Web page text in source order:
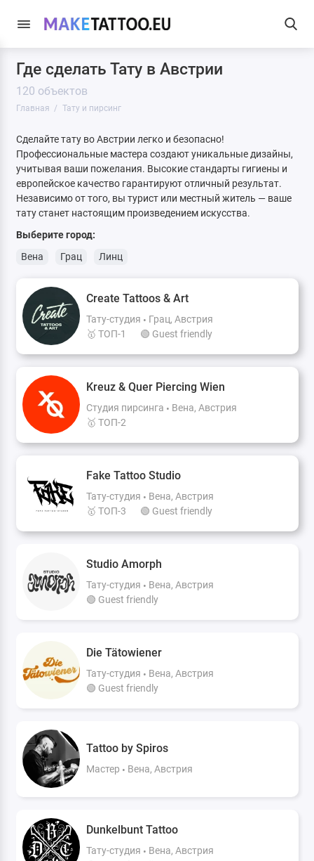
Где сделать Тату в Австрии
120 объектов
Главная Тату и пирсинг
Сделайте тату во Австрии легко и безопасно!
Профессиональные мастера создают уникальные дизайны,
учитывая ваши пожелания. Высокие стандарты гигиены и
европейское качество гарантируют отличный результат.
Независимо от того, вы турист или местный житель — ваше
тату станет настоящим произведением искусства.
Выберите город:
Вена
Грац Линц
Create Tattoos & Art
Тату-студия
Грац, Австрия
🥇 ТОП-1
🟢 Guest friendly
Kreuz & Quer Piercing Wien
Студия пирсинга
Вена, Австрия
🥇 ТОП-2
Fake Tattoo Studio
Тату-студия
Вена, Австрия
🥇 ТОП-3
🟢 Guest friendly
Studio Amorph
Тату-студия
Вена, Австрия
🟢 Guest friendly
Die Tätowiener
Тату-студия
Вена, Австрия
🟢 Guest friendly
Tattoo by Spiros
Мастер Вена, Австрия
Dunkelbunt Tattoo
Тату-студия
Вена, Австрия